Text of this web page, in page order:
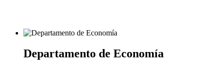
Departamento de Economía